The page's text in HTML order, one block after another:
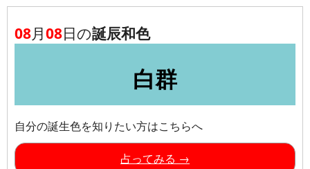
08月08日の誕辰和色
白群
自分の誕生色を知りたい方はこちらへ
占ってみる →